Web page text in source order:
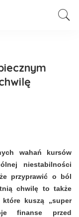
wahań kursów
niestabilności
przyprawić o ból
chwilę to także
kuszą „super
finanse przed